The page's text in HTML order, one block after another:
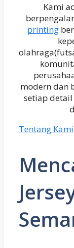
Kami
printing
modern dan
setiap
Tentang Kami